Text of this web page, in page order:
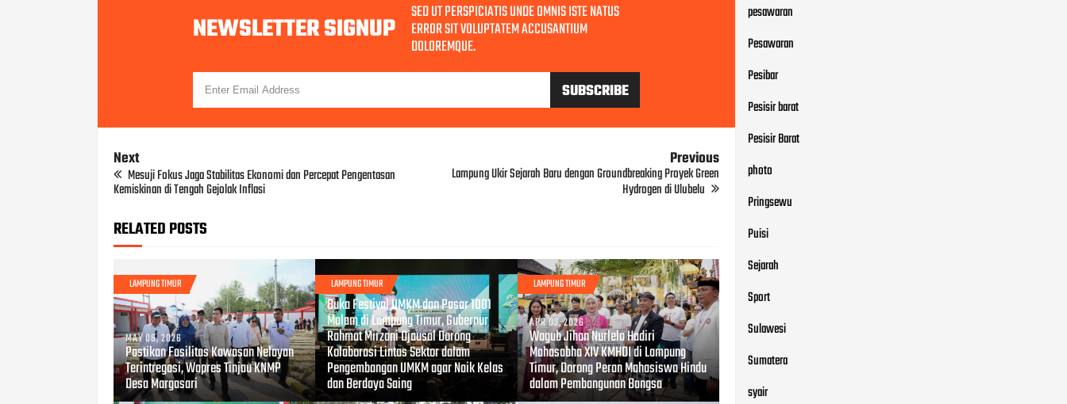
NEWSLETTER SIGNUP SED UT PERSPICIATIS UNDE OMNIS ISTE NATUS
ERROR SIT VOLUPTATEM ACCUSANTIUM
DOLOREMQUE.
Next
Mesuji Fokus Jaga Stabilitas Ekonomi dan Percepat Pengentasan
Kemiskinan di Tengah Gejolak Inflasi
Previous
Lampung Ukir Sejarah Baru dengan Groundbreaking Proyek Green
Hydrogen di Ulubelu
RELATED POSTS
LAMPUNG TIMUR
MAY 08, 2026
Pastikan Fasilitas Kawasan Nelayan
Terintregasi, Wapres Tinjau KNMP
Desa Margasari
LAMPUNG TIMUR
APR 17, 2026
Buka Festival UMKM dan Pasar 1001
Malam di Lampung Timur, Gubernur
Rahmat Mirzani Djausal Dorong
Kolaborasi Lintas Sektor dalam
Pengembangan UMKM agar Naik Kelas
dan Berdaya Saing
LAMPUNG TIMUR
APR 03, 2026
Wagub Jihan Nurlela Hadiri
Mahasabha XIV KMHDI di Lampung
Timur, Dorong Peran Mahasiswa Hindu
dalam Pembangunan Bangsa
pesawaran
Pesawaran
Pesibar
Pesisir barat
Pesisir Barat
photo
Pringsewu
Puisi
Sejarah
Sport
Sulawesi
Sumatera
syair